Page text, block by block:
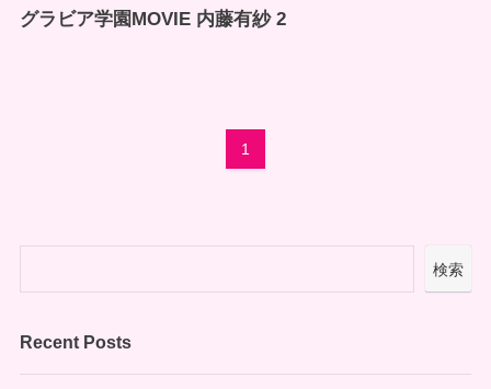
グラビア学園MOVIE 内藤有紗 2
1
検索
Recent Posts